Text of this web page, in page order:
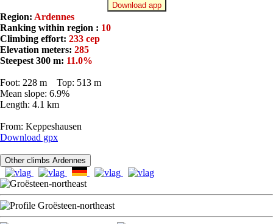
Download app
Region: Ardennes
Ranking within region : 10
Climbing effort: 233 cep
Elevation meters: 285
Steepest 300 m: 11.0%
Foot: 228 m Top: 513 m
Mean slope: 6.9%
Length: 4.1 km
From: Keppeshausen
Download gpx
Other climbs Ardennes